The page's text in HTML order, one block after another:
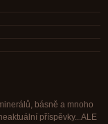
básně a mnoho
příspěvky...ALE